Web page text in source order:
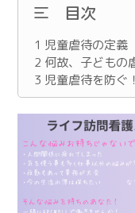
目次
1 児童虐待の定義
2 何故、子どもの
3 児童虐待を防ぐ